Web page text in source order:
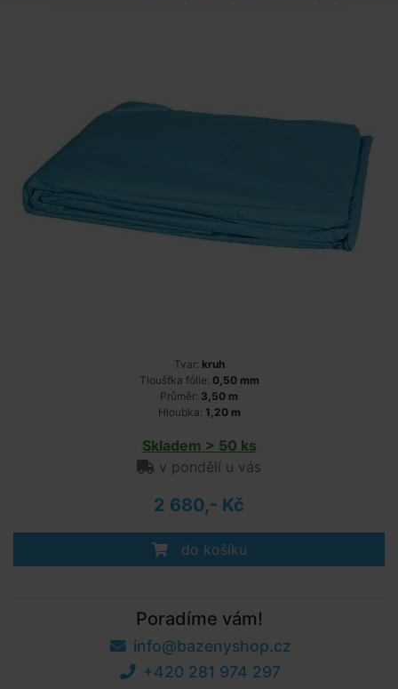
Tvar: kruh
Tloušťka fólie: 0,50 mm
Průměr: 3,50 m
Hloubka: 1,20 m
Skladem > 50 ks
v pondělí u vás
2 680,- Kč
do košíku
Poradíme vám!
info@bazenyshop.cz
+420 281 974 297